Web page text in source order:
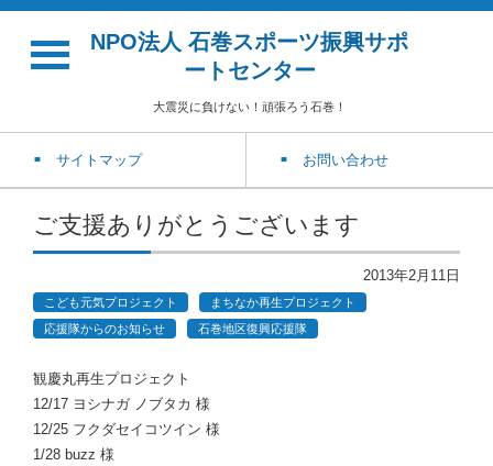
NPO法人 石巻スポーツ振興サポ
ートセンター
大震災に負けない！頑張ろう石巻！
サイトマップ お問い合わせ
ご支援ありがとうございます
2013年2月11日
こども元気プロジェクト
まちなか再生プロジェクト
応援隊からのお知らせ
石巻地区復興応援隊
観慶丸再生プロジェクト
12/17 ヨシナガ ノブタカ 様
12/25 フクダセイコツイン 様
1/28 buzz 様